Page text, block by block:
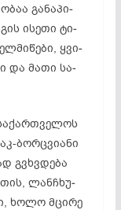
გა­ნა­­პი­
ის­ე­თი ტი­
ყვი­
და მა­თი სა­
ბორ­ცვი­ა­ნი
გვხვდე­ბა
ლან­ჩხუ­
ხო­ლო მცი­რე